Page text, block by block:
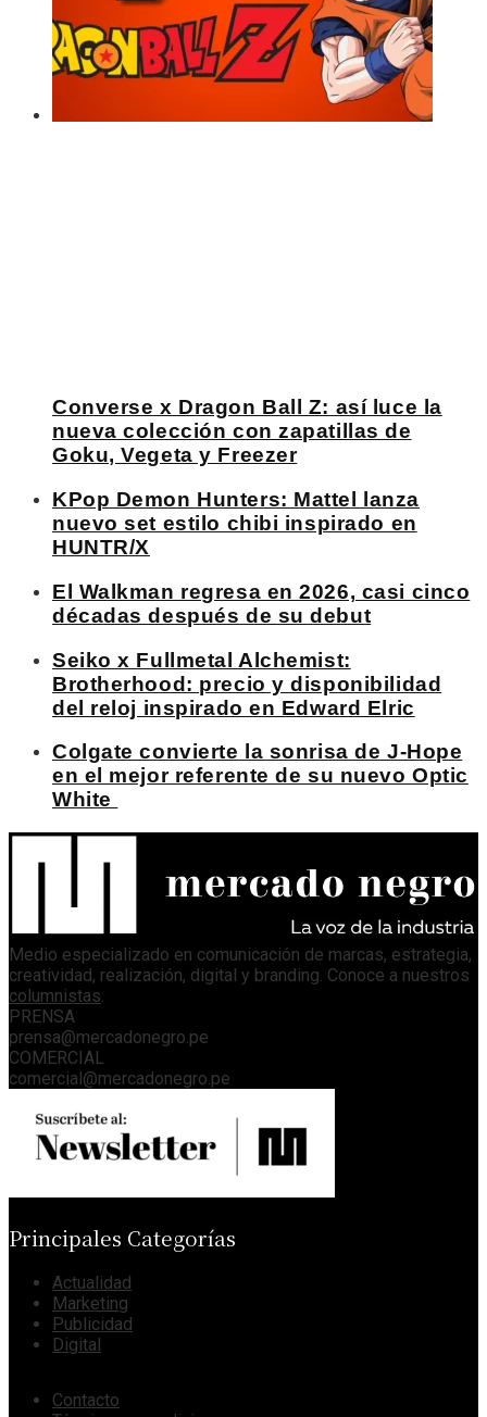
Converse x Dragon Ball Z: así luce la
nueva colección con zapatillas de
Goku, Vegeta y Freezer
KPop Demon Hunters: Mattel lanza
nuevo set estilo chibi inspirado en
HUNTR/X
El Walkman regresa en 2026, casi cinco
décadas después de su debut
Seiko x Fullmetal Alchemist:
Brotherhood: precio y disponibilidad
del reloj inspirado en Edward Elric
Colgate convierte la sonrisa de J-Hope
en el mejor referente de su nuevo Optic
White
Medio especializado en comunicación de marcas, estrategia,
creatividad, realización, digital y branding. Conoce a nuestros
columnistas.
PRENSA
prensa@mercadonegro.pe
COMERCIAL
comercial@mercadonegro.pe
Principales Categorías
Actualidad
Marketing
Publicidad
Digital
Contacto